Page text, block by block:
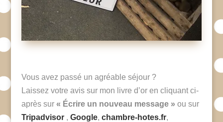
Vous avez passé un agréable séjour ?
Laissez votre avis sur mon livre d’or en cliquant ci-
après sur « Écrire un nouveau message » ou sur
Tripadvisor, Google, chambre-hotes.fr,